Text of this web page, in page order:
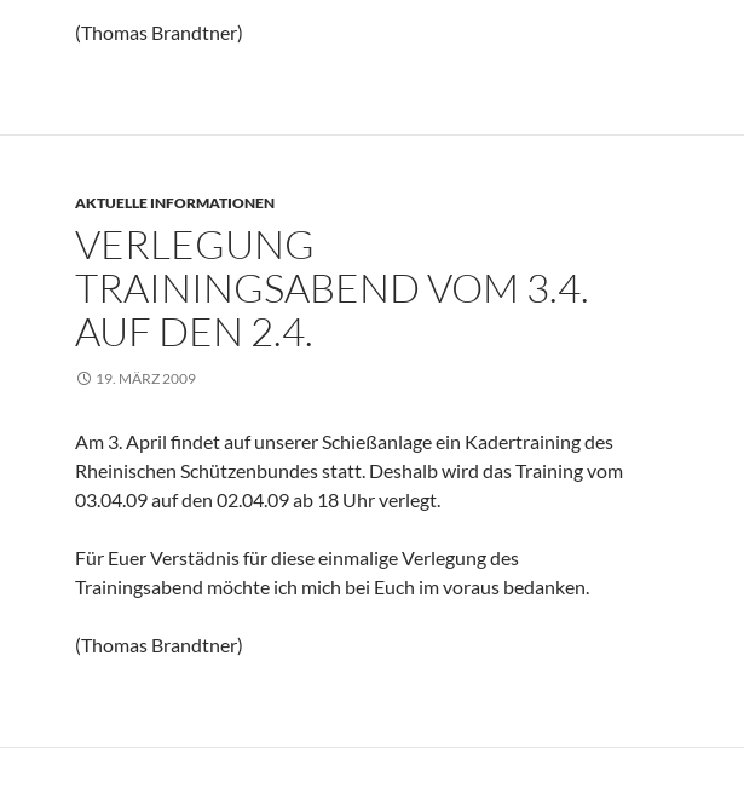
(Thomas Brandtner)
AKTUELLE INFORMATIONEN
VERLEGUNG
TRAININGSABEND VOM 3.4.
AUF DEN 2.4.
19. MÄRZ 2009
Am 3. April findet auf unserer Schießanlage ein Kadertraining des
Rheinischen Schützenbundes statt. Deshalb wird das Training vom
03.04.09 auf den 02.04.09 ab 18 Uhr verlegt.
Für Euer Verstädnis für diese einmalige Verlegung des
Trainingsabend möchte ich mich bei Euch im voraus bedanken.
(Thomas Brandtner)